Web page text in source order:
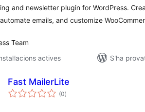
and newsletter plugin for WordPress.
emails, and customize
Team
actives
S'ha
Fast MailerLite
(0puntuacions
totals
)